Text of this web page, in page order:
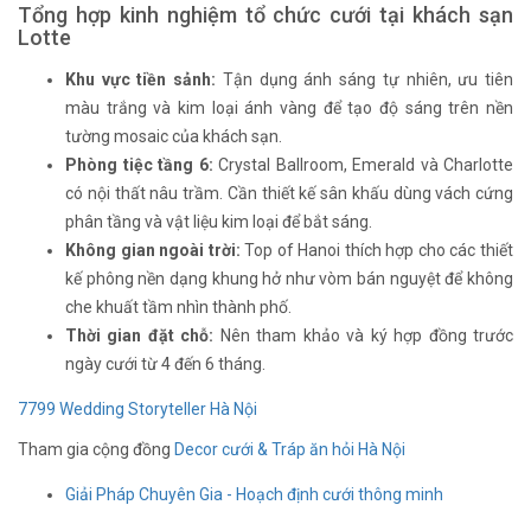
Tổng hợp kinh nghiệm tổ chức cưới tại khách sạn
Lotte
Khu vực tiền sảnh: Tận dụng ánh sáng tự nhiên, ưu tiên
màu trắng và kim loại ánh vàng để tạo độ sáng trên nền
tường mosaic của khách sạn.
Phòng tiệc tầng 6: Crystal Ballroom, Emerald và Charlotte
có nội thất nâu trầm. Cần thiết kế sân khấu dùng vách cứng
phân tầng và vật liệu kim loại để bắt sáng.
Không gian ngoài trời: Top of Hanoi thích hợp cho các thiết
kế phông nền dạng khung hở như vòm bán nguyệt để không
che khuất tầm nhìn thành phố.
Thời gian đặt chỗ: Nên tham khảo và ký hợp đồng trước
ngày cưới từ 4 đến 6 tháng.
7799 Wedding Storyteller Hà Nội
Tham gia cộng đồng Decor cưới & Tráp ăn hỏi Hà Nội
Giải Pháp Chuyên Gia - Hoạch định cưới thông minh